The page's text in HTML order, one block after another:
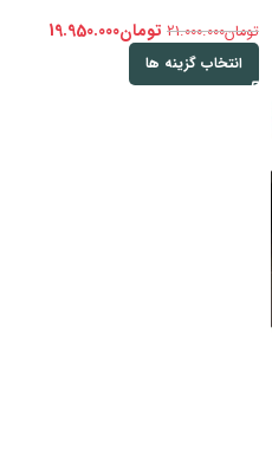
تومان21.000.000 تومان19.950.000
انتخاب گزینه ها